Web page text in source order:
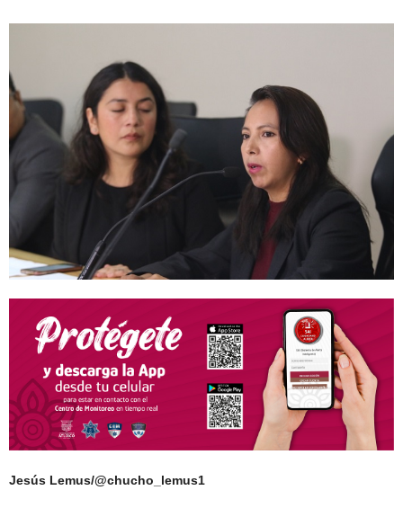
Jesús Lemus/@chucho_lemus1